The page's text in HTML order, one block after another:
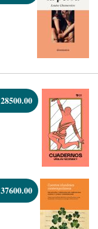
28500.00
37600.00